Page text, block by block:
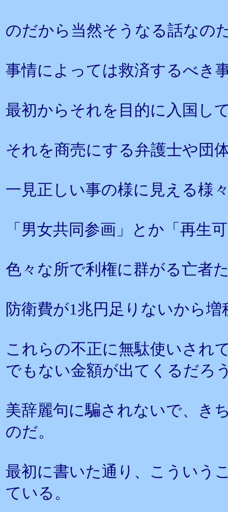
のだから当然そうなる話なの
事情によっては救済するべき
最初からそれを目的に入国し
それを商売にする弁護士や団
一見正しい事の様に見える様
「男女共同参画」とか「再生
色々な所で利権に群がる亡者
防衛費が1兆円足りないから
これらの不正に無駄使いされ
でもない金額が出てくるだろ
美辞麗句に騙されないで、き
のだ。
最初に書いた通り、こういう
ている。